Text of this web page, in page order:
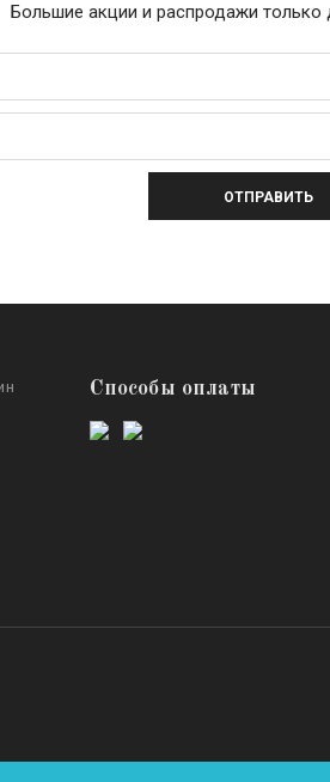
Большие акции и распродажи только
ОТПРАВИТЬ
Способы оплаты